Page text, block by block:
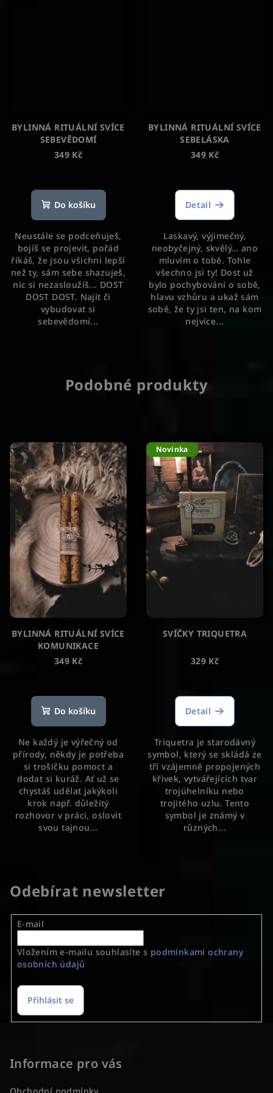
BYLINNÁ RITUÁLNÍ SVÍCE
SEBEVĚDOMÍ
349 Kč
hodnocení
produktu
z
5
hvězdiček.
Do košíku
Neustále se podceňuješ,
bojíš se projevit, pořád
říkáš, že jsou všichni lepší
než ty, sám sebe shazuješ,
nic si nezasloužíš... DOST
DOST DOST. Najít či
vybudovat si
sebevědomí...
BYLINNÁ RITUÁLNÍ SVÍCE
SEBELÁSKA
349 Kč
hodnocení
produktu
z
5
hvězdiček.
Detail
Laskavý, výjimečný,
neobyčejný, skvělý… ano
mluvím o tobě. Tohle
všechno jsi ty! Dost už
bylo pochybování o sobě,
hlavu vzhůru a ukaž sám
sobě, že ty jsi ten, na kom
nejvíce...
Podobné produkty
BYLINNÁ RITUÁLNÍ SVÍCE
KOMUNIKACE
349 Kč
Do košíku
Ne každý je výřečný od
přírody, někdy je potřeba
si trošičku pomoct a
dodat si kuráž. Ať už se
chystáš udělat jakýkoli
krok např. důležitý
rozhovor v práci, oslovit
svou tajnou...
Novinka
SVÍČKY TRIQUETRA
329 Kč
Detail
Triquetra je starodávný
symbol, který se skládá ze
tří vzájemně propojených
křivek, vytvářejících tvar
trojúhelníku nebo
trojitého uzlu. Tento
symbol je známý v
různých...
Odebírat newsletter
E-mail
Vložením e-mailu souhlasíte s podmínkami ochrany
osobních údajů
Přihlásit se
Informace pro vás